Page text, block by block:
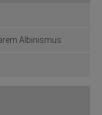
Albinismus